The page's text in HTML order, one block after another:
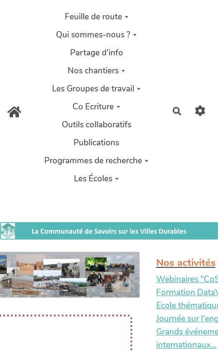
Aller au contenu principal
Feuille de route
Qui sommes-nous ?
Partage d'info
Nos chantiers
Les Groupes de travail
Co Ecriture
Outils collaboratifs
Publications
Programmes de recherche
Les Écoles
Nos activités
Webinaires
Formation
Ecole
Journée sur
Grands
internationaux...